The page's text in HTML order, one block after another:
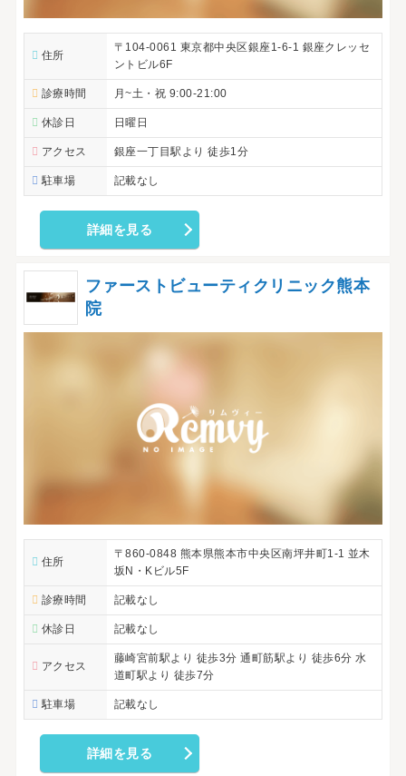
住所
〒104-0061 東京都中央区銀座1-6-1 銀座クレッセ
ントビル6F
診療時間 月~土・祝 9:00-21:00
休診日 日曜日
アクセス 銀座一丁目駅より 徒歩1分
駐車場 記載なし
詳細を見る
ファーストビューティクリニック熊本
院
住所
〒860-0848 熊本県熊本市中央区南坪井町1-1 並木
坂N・Kビル5F
診療時間 記載なし
休診日 記載なし
アクセス
藤崎宮前駅より 徒歩3分 通町筋駅より 徒歩6分 水
道町駅より 徒歩7分
駐車場 記載なし
詳細を見る